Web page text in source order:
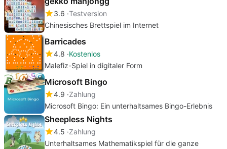
3.6 Testversion
Chinesisches Brettspiel im Internet
Barricades
4.8 Kostenlos
Malefiz-Spiel in digitaler Form
Microsoft Bingo
4.9 Zahlung
Microsoft Bingo: Ein unterhaltsames Bingo-Erlebnis
Sheepless Nights
4.5 Zahlung
Unterhaltsames Mathematikspiel für die ganze